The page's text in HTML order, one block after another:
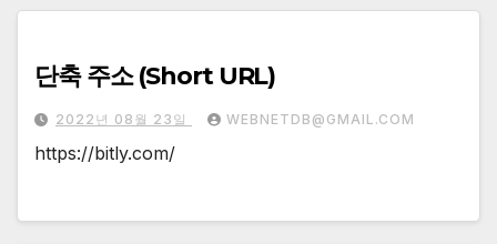
단축 주소 (Short URL)
2022년 08월 23일 WEBNETDB@GMAIL.COM
https://bitly.com/